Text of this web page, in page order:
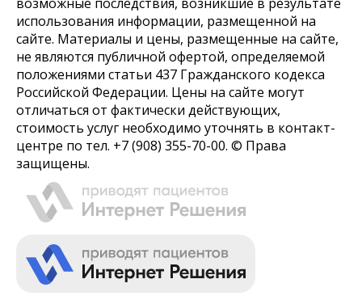
использования информации, размещенной на
сайте. Материалы и цены, размещенные на сайте,
не являются публичной офертой, определяемой
положениями статьи 437 Гражданского кодекса
Российской Федерации. Цены на сайте могут
отличаться от фактически действующих,
стоимость услуг необходимо уточнять в контакт-
центре по тел. +7 (908) 355-70-00. ©️ Права
защищены.